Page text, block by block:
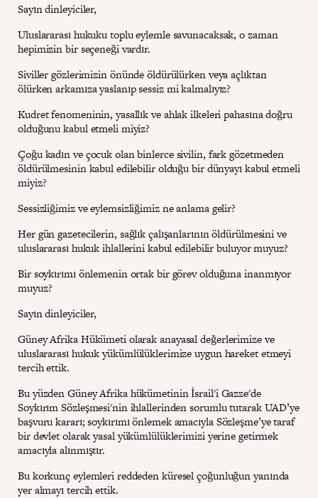
Sayın dinleyiciler,
Uluslararası hukuku toplu eylemle savunacaksak, o zaman
hepimizin bir seçeneği vardır.
Siviller gözlerimizin önünde öldürülürken veya açlıktan
ölürken arkamıza yaslanıp sessiz mi kalmalıyız?
Kudret fenomeninin, yasallık ve ahlak ilkeleri pahasına doğru
olduğunu kabul etmeli miyiz?
Çoğu kadın ve çocuk olan binlerce sivilin, fark gözetmeden
öldürülmesinin kabul edilebilir olduğu bir dünyayı kabul etmeli
miyiz?
Sessizliğimiz ve eylemsizliğimiz ne anlama gelir?
Her gün gazetecilerin, sağlık çalışanlarının öldürülmesini ve
uluslararası hukuk ihlallerini kabul edilebilir buluyor muyuz?
Bir soykırımı önlemenin ortak bir görev olduğuna inanmıyor
muyuz?
Sayın dinleyiciler,
Güney Afrika Hükümeti olarak anayasal değerlerimize ve
uluslararası hukuk yükümlülüklerimize uygun hareket etmeyi
tercih ettik.
Bu yüzden Güney Afrika hükümetinin İsrail'i Gazze'de
Soykırım Sözleşmesi'nin ihlallerinden sorumlu tutarak UAD’ye
başvuru kararı; soykırımı önlemek amacıyla Sözleşme’ye taraf
bir devlet olarak yasal yükümlülüklerimizi yerine getirmek
amacıyla alınmıştır.
Bu korkunç eylemleri reddeden küresel çoğunluğun yanında
yer almayı tercih ettik.